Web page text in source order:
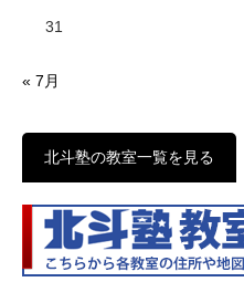
31
« 7月
北斗塾の教室一覧を見る